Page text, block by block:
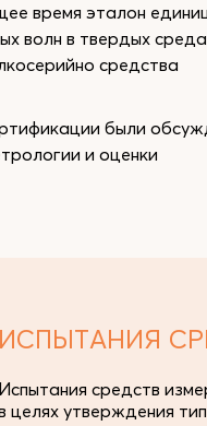
время эталон
волн в твердых
средства
были
и оценки
ИСПЫТАНИЯ
Испытания средств
целях утверждения